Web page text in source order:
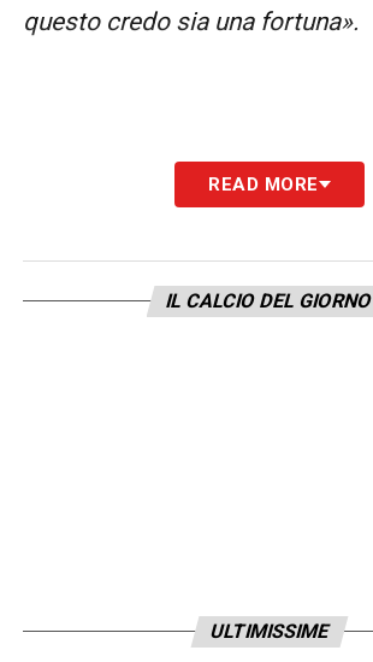
questo credo sia una fortuna».
READ MORE
IL CALCIO DEL GIORNO
ULTIMISSIME